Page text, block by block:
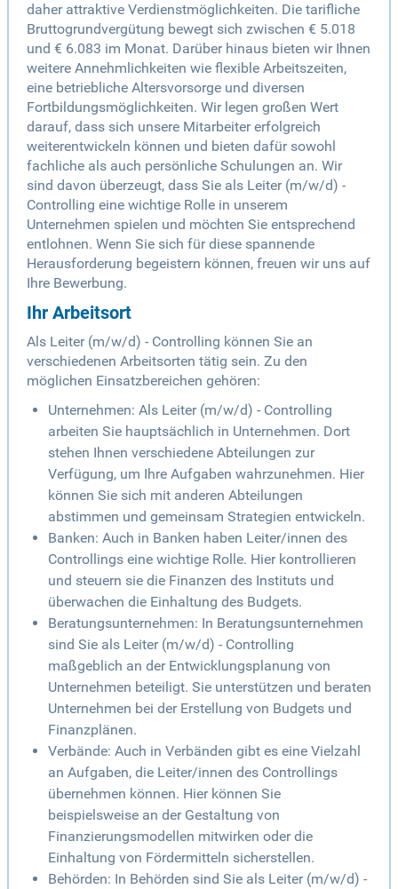
daher attraktive Verdienstmöglichkeiten. Die tarifliche
Bruttogrundvergütung bewegt sich zwischen € 5.018
und € 6.083 im Monat. Darüber hinaus bieten wir Ihnen
weitere Annehmlichkeiten wie flexible Arbeitszeiten,
eine betriebliche Altersvorsorge und diversen
Fortbildungsmöglichkeiten. Wir legen großen Wert
darauf, dass sich unsere Mitarbeiter erfolgreich
weiterentwickeln können und bieten dafür sowohl
fachliche als auch persönliche Schulungen an. Wir
sind davon überzeugt, dass Sie als Leiter (m/w/d) -
Controlling eine wichtige Rolle in unserem
Unternehmen spielen und möchten Sie entsprechend
entlohnen. Wenn Sie sich für diese spannende
Herausforderung begeistern können, freuen wir uns auf
Ihre Bewerbung.
Ihr Arbeitsort
Als Leiter (m/w/d) - Controlling können Sie an
verschiedenen Arbeitsorten tätig sein. Zu den
möglichen Einsatzbereichen gehören:
Unternehmen: Als Leiter (m/w/d) - Controlling
arbeiten Sie hauptsächlich in Unternehmen. Dort
stehen Ihnen verschiedene Abteilungen zur
Verfügung, um Ihre Aufgaben wahrzunehmen. Hier
können Sie sich mit anderen Abteilungen
abstimmen und gemeinsam Strategien entwickeln.
Banken: Auch in Banken haben Leiter/innen des
Controllings eine wichtige Rolle. Hier kontrollieren
und steuern sie die Finanzen des Instituts und
überwachen die Einhaltung des Budgets.
Beratungsunternehmen: In Beratungsunternehmen
sind Sie als Leiter (m/w/d) - Controlling
maßgeblich an der Entwicklungsplanung von
Unternehmen beteiligt. Sie unterstützen und beraten
Unternehmen bei der Erstellung von Budgets und
Finanzplänen.
Verbände: Auch in Verbänden gibt es eine Vielzahl
an Aufgaben, die Leiter/innen des Controllings
übernehmen können. Hier können Sie
beispielsweise an der Gestaltung von
Finanzierungsmodellen mitwirken oder die
Einhaltung von Fördermitteln sicherstellen.
Behörden: In Behörden sind Sie als Leiter (m/w/d) -